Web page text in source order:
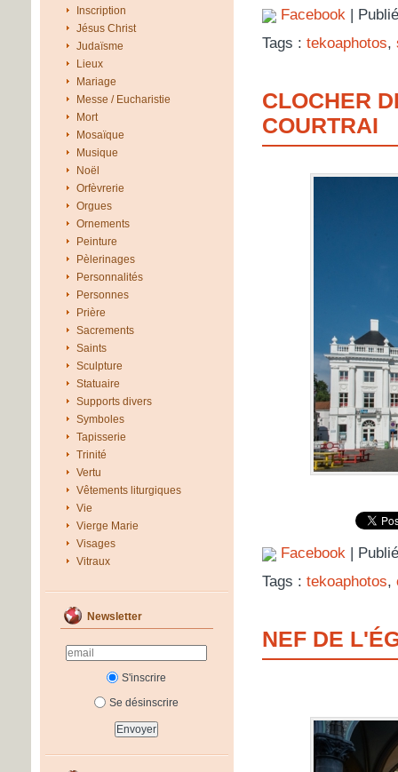
Inscription
Jésus Christ
Judaïsme
Lieux
Mariage
Messe / Eucharistie
Mort
Mosaïque
Musique
Noël
Orfèvrerie
Orgues
Ornements
Peinture
Pèlerinages
Personnalités
Personnes
Prière
Sacrements
Saints
Sculpture
Statuaire
Supports divers
Symboles
Tapisserie
Trinité
Vertu
Vêtements liturgiques
Vie
Vierge Marie
Visages
Vitraux
Newsletter
S'inscrire
Se désinscrire
Facebook |
Tags : tekoaphotos,
CLOCHER
COURTRAI
Facebook |
Tags : tekoaphotos,
NEF DE